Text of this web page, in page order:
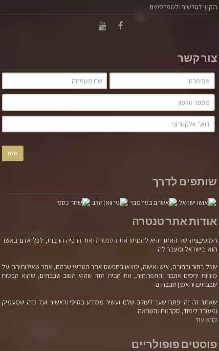
תקנון לגולשים ולמפרסמים
צור קשר
שותפים לדרך
אודות אתר טנטרה
המוטיבציה של האתר היא להנגיש את הטנטרה ואת דרכיה הרבות, לכל אדם באשר
הוא. בישראל ומעבר לה.
שכל בחור ובחורה, איש ואישה, ימצאו בחפשם אחר הטבעי שבהם, אחר שאילותיהם על
מיניות יחסים אהבה והתפתחות, את הבית הזה שהוא הטוב שבבתים, שהוא הבטוח
שבבתים והאמין שבבתים.
שאתר זה זה יפתח שער לעולם שלם ועשיר ממידע בסיסי וראשוני ועד כזה שמעמיק
ומעורר לימוד, סקרנות והשראה.
קרא עוד
פוסטים פופולריים